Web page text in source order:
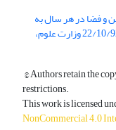
زمین و فضا در هر سال به
زبان انگلیسی در جلسه کار گروه علوم پایه مورخ 22/10/92 وزارت علوم،
© Authors retain the
restrictions.
This work is licensed
NonCommercial 4.0